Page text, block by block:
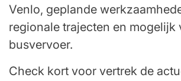
Venlo, geplande
regionale trajecten en mogelijk
busvervoer.
Check kort voor vertrek de